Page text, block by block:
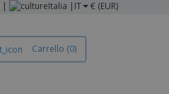
| Italia | IT € (EUR)
Carrello (0)